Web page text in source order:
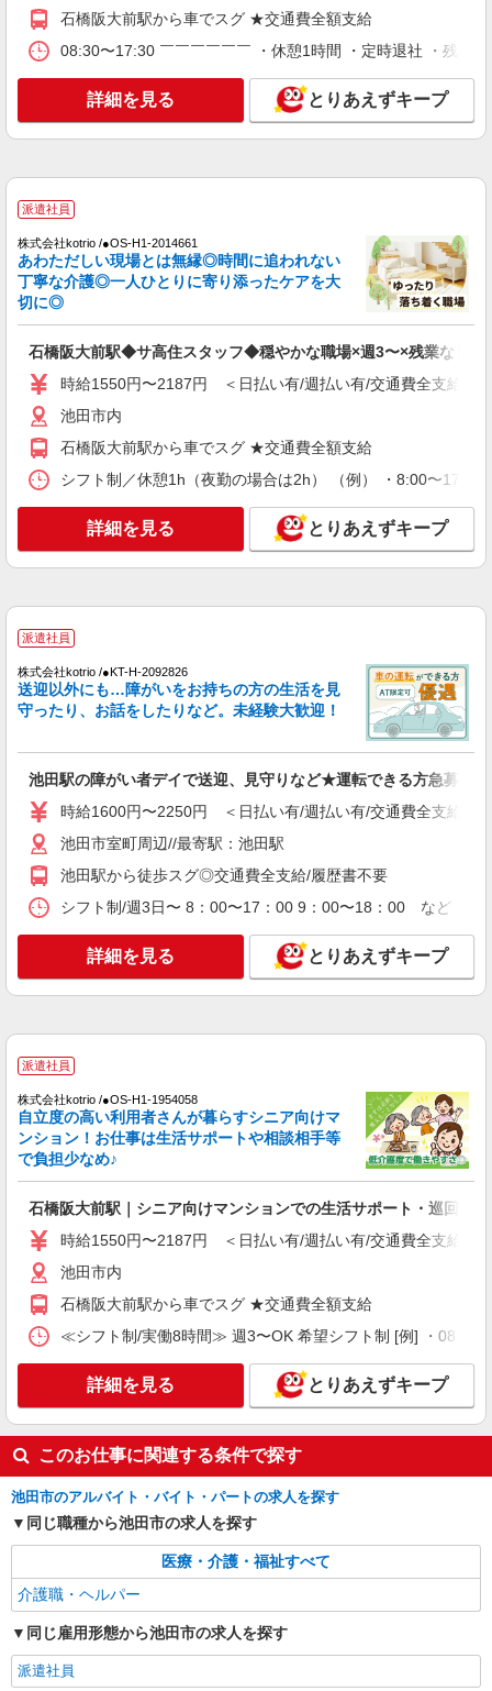
時給1550円〜2187円 ＜日払い有/週払い有/交
通費全支給(ガソリン代含む)＞
池田市 ★来社不要
キープ 詳細を見る
株式会社kotrio /●OS-H1-2092449
時給1550円〜2187円 ＜日払い有/週払い有/交
通費全支給(ガソリン代含む)＞
キープ 詳細を見る
派遣社員
株式会社kotrio /●OS-H1-1954582
石橋阪大前駅｜リハビリ補助などのデイサービ
スSTAFF♪未経験OK
通費全支給(ガソリン代含む)＞
派遣社員
（株）ウィルオブ・ワークCW 大阪支店/ms270101
生活サポート
時給1500円 ◆前払い・日払い・週払いOK
詳細を見る
派遣社員
株式会社kotrio /●KT-H-2093007
お世話など
時給1600円〜2250円 ＜日払い有/週払い有/交
通費全支給(ガソリン代含む)＞
キープ 詳細を見る
株式会社kotrio /●KT-H-2092851
【週3日OK】障がいデイサービスで軽作業の
時給1600円〜2250円 ＜日払い有/週払い有/交
通費全支給(ガソリン代含む)＞
池田市内
キープ
派遣社員
株式会社kotrio /●OS-H1-1817263
夕方までのデイサービス☆車の運転できる方優
遇【石橋阪大前駅】
時給1550円〜2187円 ＜日払い有/週払い有/交
通費全支給(ガソリン代含む)＞
キープ
株式会社kotrio /●OS-H1-2092236
ョンの支援STAFF
通費全支給(ガソリン代含む)＞
石橋阪大前駅から車でスグ ★交通費全額支給
08:30〜17:30 ￣￣￣￣￣￣ ・休憩1時間 ・定時退社 ・残業な
詳細を見る とりあえずキープ
派遣社員
株式会社kotrio /●OS-H1-2014661
あわただしい現場とは無縁◎時間に追われない
丁寧な介護◎一人ひとりに寄り添ったケアを大
切に◎
石橋阪大前駅◆サ高住スタッフ◆穏やかな職場×週3〜×残業なし
時給1550円〜2187円 ＜日払い有/週払い有/交通費全支給(ガ
池田市内
石橋阪大前駅から車でスグ ★交通費全額支給
シフト制／休憩1h（夜勤の場合は2h） （例） ・8:00〜
詳細を見る とりあえずキープ
派遣社員
株式会社kotrio /●KT-H-2092826
送迎以外にも…障がいをお持ちの方の生活を見
守ったり、お話をしたりなど。未経験大歓迎！
池田駅の障がい者デイで送迎、見守りなど★運転できる方急募
時給1600円〜2250円 ＜日払い有/週払い有/交通費全支給(ガ
池田市室町周辺//最寄駅：池田駅
池田駅から徒歩スグ◎交通費全支給/履歴書不要
シフト制/週3日〜 8：00〜17：00 9：00〜18：00 など （休
詳細を見る とりあえずキープ
派遣社員
株式会社kotrio /●OS-H1-1954058
自立度の高い利用者さんが暮らすシニア向けマ
ンション！お仕事は生活サポートや相談相手等
で負担少なめ♪
石橋阪大前駅｜シニア向けマンションでの生活サポート・巡回
時給1550円〜2187円 ＜日払い有/週払い有/交通費全支給(ガ
池田市内
石橋阪大前駅から車でスグ ★交通費全額支給
≪シフト制/実働8時間≫ 週3〜OK 希望シフト制 [例] ・
詳細を見る とりあえずキープ
このお仕事に関連する条件で探す
池田市のアルバイト・バイト・パートの求人を探す
同じ職種から池田市の求人を探す
医療・介護・福祉すべて
介護職・ヘルパー
同じ雇用形態から池田市の求人を探す
派遣社員